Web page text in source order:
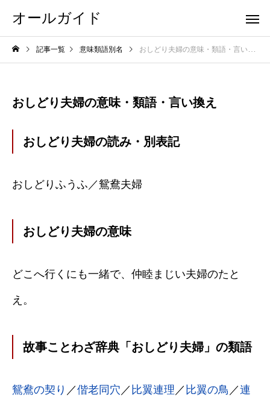
オールガイド
記事一覧 意味類語別名 おしどり夫婦の意味・類語・言い換え
おしどり夫婦の意味・類語・言い換え
おしどり夫婦の読み・別表記
おしどりふうふ／鴛鴦夫婦
おしどり夫婦の意味
どこへ行くにも一緒で、仲睦まじい夫婦のたと
え。
故事ことわざ辞典「おしどり夫婦」の類語
鴛鴦の契り ／偕老同穴 ／ 比翼連理 ／ 比翼の鳥 ／連